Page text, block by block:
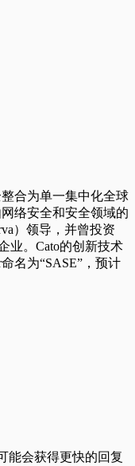
合为单一集中化全球
络安全和安全领域的
）领导，并曾投资
业。Cato的创新技术
名为“SASE”，预计
能会获得更快的回复